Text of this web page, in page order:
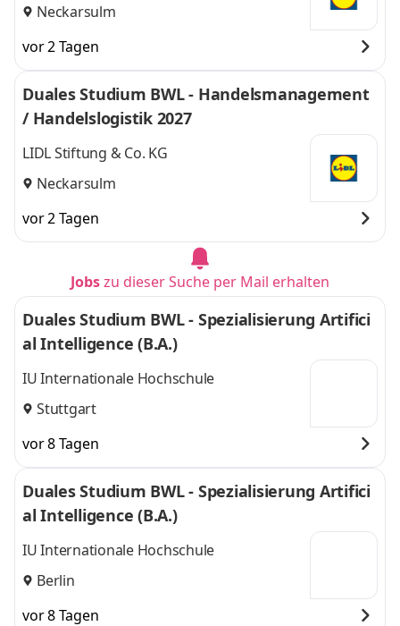
Neckarsulm
vor 2 Tagen
Duales Studium BWL - Handelsmanagement
/ Handelslogistik 2027
LIDL Stiftung & Co. KG
Neckarsulm
vor 2 Tagen
Jobszu dieser Suche per Mail erhalten
Duales Studium BWL - Spezialisierung Artifici
al Intelligence (B.A.)
IU Internationale Hochschule
Stuttgart
vor 8 Tagen
Duales Studium BWL - Spezialisierung Artifici
al Intelligence (B.A.)
IU Internationale Hochschule
Berlin
vor 8 Tagen